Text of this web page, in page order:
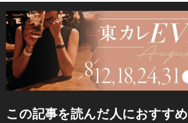
この記事を読んだ人におすすめ